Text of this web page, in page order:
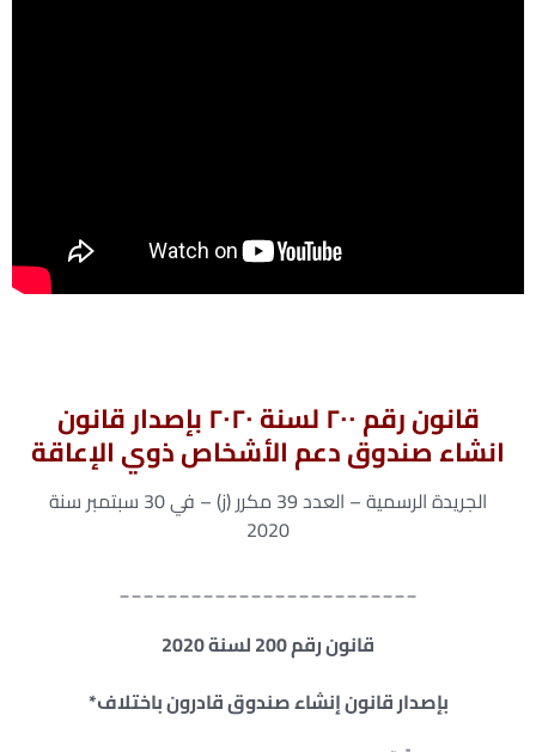
قانون رقم ٢٠٠ لسنة ٢٠٢٠ بإصدار قانون
انشاء صندوق دعم الأشخاص ذوي الإعاقة
الجريدة الرسمية – العدد 39 مكرر (ز) – في 30 سبتمبر سنة
2020
_________________________
قانون رقم 200 لسنة 2020
بإصدار قانون إنشاء صندوق قادرون باختلاف*